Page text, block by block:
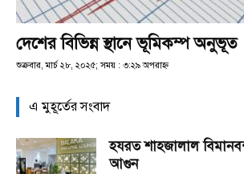
দেশের বিভিন্ন স্থানে ভূমিকম্প অনুভূত
শুক্রবার, মার্চ ২৮, ২০২৫; সময় : ৩:২৯ অপরাহ্ণ
এ মুহূর্তের সংবাদ
হযরত শাহজালাল
আগুন